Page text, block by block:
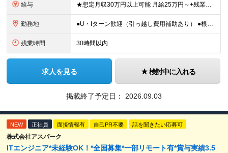
給与 ★想定月収30万円以上可能 月給25万円～+残業代全額支給＋各種手当+賞与年2回 ※試用期間2ヶ月あり（給与・待遇に差異はありません） ※残業代・深夜割増手当は全額支給します ★賞与年2回（6月・
勤務地 ●U・Iターン歓迎（引っ越し費用補助あり） ●根岸駅より無料送迎バスあり ●車･バイク・自転車通勤OK ■本牧営業所／神奈川県横浜市中区豊浦町2-3 (変更の範囲)上記を除く当社関連勤務地
残業時間 30時間以内
求人を見る 検討中に入れる
掲載終了予定日： 2026.09.03
NEW 正社員 面接情報有 自己PR不要 話を聞きたい応募可
株式会社アスパーク
ITエンジニア*未経験OK！*全国募集*一部リモート有*賞与実績3.5